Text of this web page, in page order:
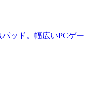
ッド。幅広いPCゲー